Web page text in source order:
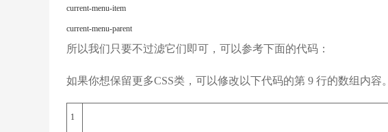
current-menu-item
current-menu-parent
所以我们只要不过滤它们即可，可以参考下面的代码：
如果你想保留更多CSS类，可以修改以下代码的第 9 行的数组内容。
1